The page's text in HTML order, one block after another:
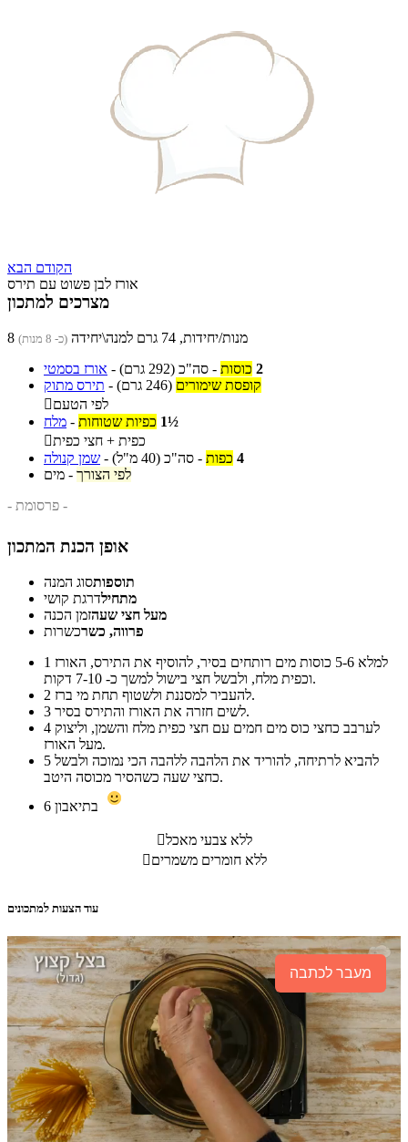
הקודם הבא
אורז לבן פשוט עם תירס
מצרכים למתכון
8 מנות/יחידות, 74 גרם למנה\יחידה (כ- 8 מנות)
אורז בסמטי - 2 כוסות - סה"כ (292 גרם)
תירס מתוק - קופסת שימורים (246 גרם)
לפי הטעם
מלח - 1½ כפיות שטוחות
כפית + חצי כפית
שמן קנולה - 4 כפות - סה"כ (40 מ"ל)
מים - לפי הצורך
- פרסומת -
אופן הכנת המתכון
תוספותסוג המנה
מתחילדרגת קושי
מעל חצי שעהזמן הכנה
פרווה, כשרכשרות
1
וכפית מלח, ולבשל חצי בישול למשך כ- 7-10 דקות.
2
להעביר למסננת ולשטוף תחת מי ברז.
3
לשים חזרה את האורז והתירס בסיר.
4
מעל האורז.
5
כחצי שעה כשהסיר מכוסה היטב.
6
ללא צבעי מאכל
ללא חומרים משמרים
עוד הצעות למתכונים
מעבר לכתבה